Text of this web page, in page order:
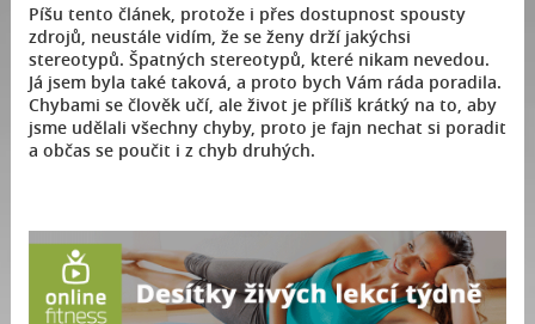
Píšu tento článek, protože i přes dostupnost spousty
zdrojů, neustále vidím, že se ženy drží jakýchsi
stereotypů. Špatných stereotypů, které nikam nevedou.
Já jsem byla také taková, a proto bych Vám ráda poradila.
Chybami se člověk učí, ale život je příliš krátký na to, aby
jsme udělali všechny chyby, proto je fajn nechat si poradit
a občas se poučit i z chyb druhých.